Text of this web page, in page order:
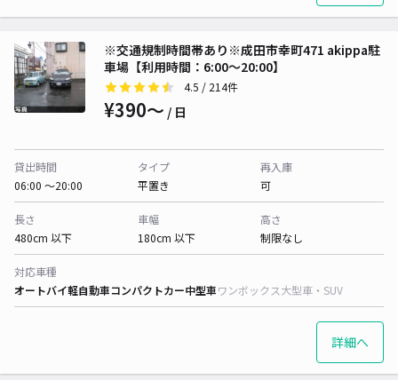
※交通規制時間帯あり※成田市幸町471 akippa駐
車場【利用時間：6:00～20:00】
4.5 / 214件
¥390〜 / 日
貸出時間
06:00 〜20:00
タイプ
平置き
再入庫
可
長さ
480cm 以下
車幅
180cm 以下
高さ
制限なし
対応車種
オートバイ軽自動車コンパクトカー中型車ワンボックス大型車・SUV
詳細へ